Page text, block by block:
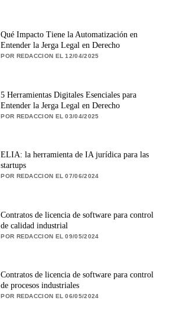
Qué Impacto Tiene la Automatización en
Entender la Jerga Legal en Derecho
POR REDACCION EL 12/04/2025
5 Herramientas Digitales Esenciales para
Entender la Jerga Legal en Derecho
POR REDACCION EL 03/04/2025
ELIA: la herramienta de IA jurídica para las
startups
POR REDACCION EL 07/06/2024
Contratos de licencia de software para control
de calidad industrial
POR REDACCION EL 09/05/2024
Contratos de licencia de software para control
de procesos industriales
POR REDACCION EL 06/05/2024